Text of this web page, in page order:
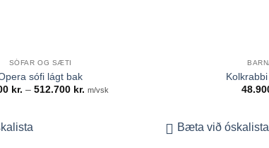
SÓFAR OG SÆTI
sófi lágt bak
kr. – 512.700 kr. Price
m/vsk
Bæta við óskalista